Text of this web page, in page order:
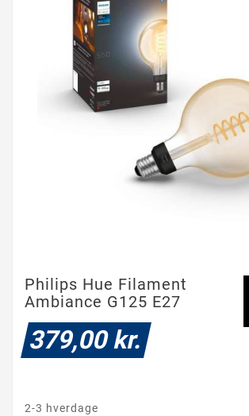
Philips Hue Filament
Ambiance G125 E27
379,00 kr.
2-3 hverdage